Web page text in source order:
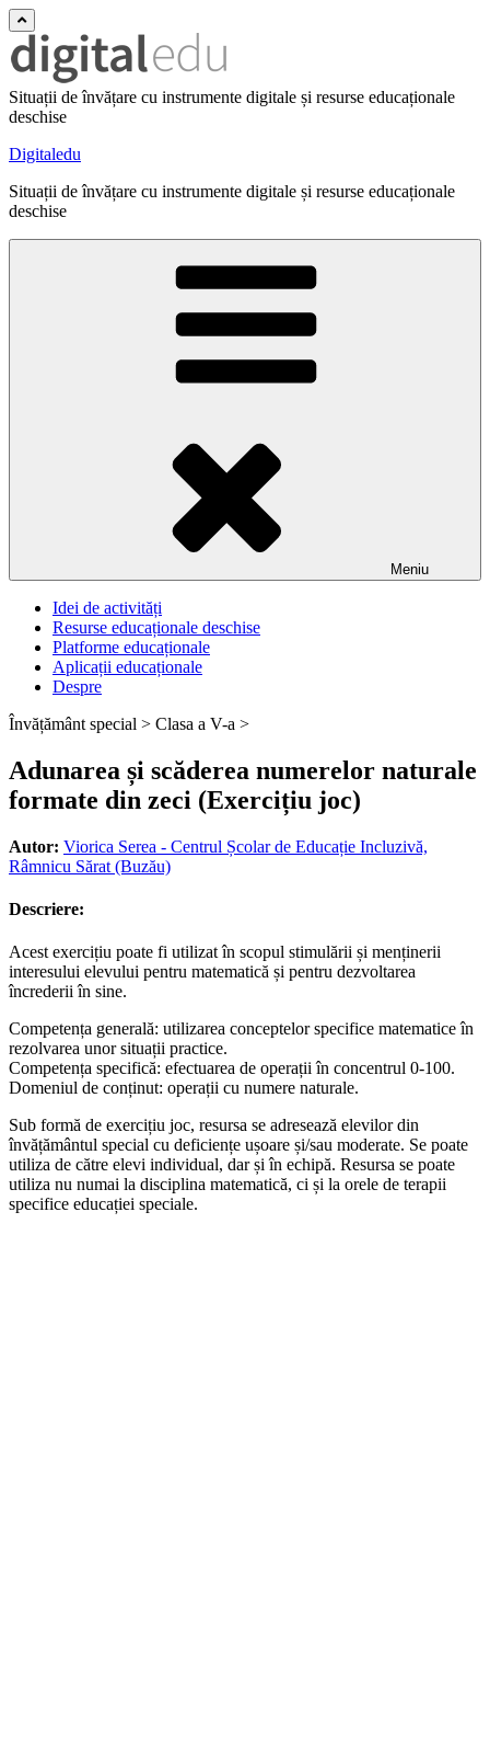
Situații de învățare cu instrumente digitale și resurse educaționale
deschise
Digitaledu
Situații de învățare cu instrumente digitale și resurse educaționale
deschise
Meniu
Idei de activități
Resurse educaționale deschise
Platforme educaționale
Aplicații educaționale
Despre
Învățământ special > Clasa a V-a >
Adunarea și scăderea numerelor naturale
formate din zeci (Exercițiu joc)
Autor: Viorica Serea - Centrul Școlar de Educație Incluzivă,
Râmnicu Sărat (Buzău)
Descriere:
Acest exercițiu poate fi utilizat în scopul stimulării și menținerii
interesului elevului pentru matematică și pentru dezvoltarea
încrederii în sine.
Competența generală: utilizarea conceptelor specifice matematice în
rezolvarea unor situații practice.
Competența specifică: efectuarea de operații în concentrul 0-100.
Domeniul de conținut: operații cu numere naturale.
Sub formă de exercițiu joc, resursa se adresează elevilor din
învățământul special cu deficiențe ușoare și/sau moderate. Se poate
utiliza de către elevi individual, dar și în echipă. Resursa se poate
utiliza nu numai la disciplina matematică, ci și la orele de terapii
specifice educației speciale.